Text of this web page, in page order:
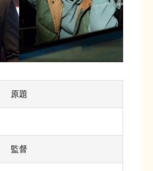
原題
監督